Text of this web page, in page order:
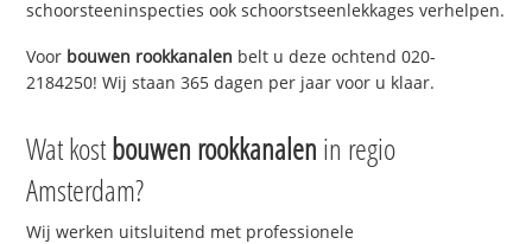
schoorsteeninspecties ook schoorstseenlekkages verhelpen.
Voor bouwen rookkanalen belt u deze ochtend 020-
2184250! Wij staan 365 dagen per jaar voor u klaar.
Wat kostbouwen rookkanalen in regio
Amsterdam?
Wij werken uitsluitend met professionele